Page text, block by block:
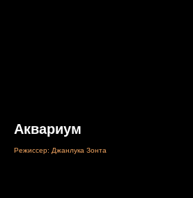
Аквариум
Режиссер: Джанлука Зонта